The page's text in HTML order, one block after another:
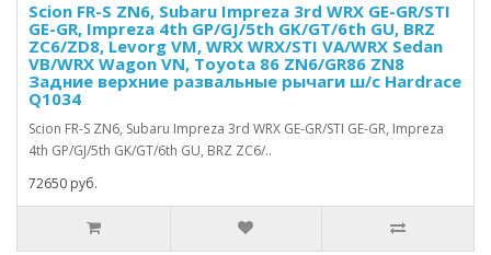
Scion FR-S ZN6, Subaru Impreza 3rd WRX GE-GR/STI
GE-GR, Impreza 4th GP/GJ/5th GK/GT/6th GU, BRZ
ZC6/ZD8, Levorg VM, WRX WRX/STI VA/WRX Sedan
VB/WRX Wagon VN, Toyota 86 ZN6/GR86 ZN8
Задние верхние развальные рычаги ш/с Hardrace
Q1034
Scion FR-S ZN6, Subaru Impreza 3rd WRX GE-GR/STI GE-GR, Impreza
4th GP/GJ/5th GK/GT/6th GU, BRZ ZC6/..
72650 руб.